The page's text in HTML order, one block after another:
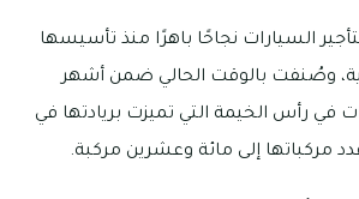
السيارات نجاحًا باهرًا منذ تأسيسها
2014 ميلادية، وصُنفت بالوقت الحالي ضمن أشهر
في رأس الخيمة التي تميزت بريادتها في
مركباتها إلى مائة وعشرين مركبة.